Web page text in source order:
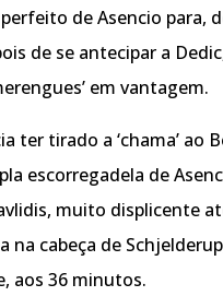
de Asencio para,
de se antecipar a
em vantagem.
ter tirado a ‘chama’ ao
escorregadela de
muito displicente
na cabeça de
aos 36 minutos.